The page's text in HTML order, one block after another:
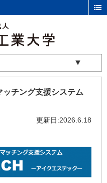
チング支援システム
更新日:2026.6.18